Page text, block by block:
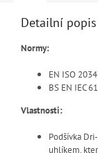
Detailní
Normy:
EN ISO
BS EN IEC
Vlastnosti:
Podšívka
uhlíkem,